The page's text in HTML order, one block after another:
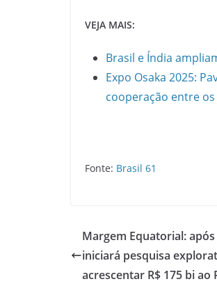
VEJA MAIS:
Brasil e Índia
Expo Osaka 2025:
cooperação entre os
Fonte: Brasil 61
Margem Equatorial:
iniciará pesquisa
acrescentar R$ 175 bi ao